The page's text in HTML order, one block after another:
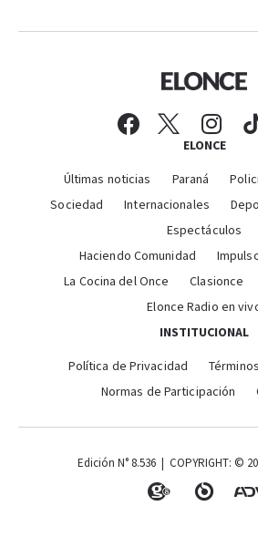
ELONCE
Últimas noticias Paraná
Sociedad
Internacionales
Espectáculos
Haciendo Comunidad
La Cocina del Once
Clasionce
Elonce Radio en
INSTITUCIONAL
Política de Privacidad
Normas de Participación
Edición N° 8.536 | COPYRIGHT: ©